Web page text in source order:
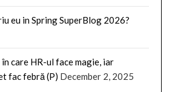
eu in Spring SuperBlog 2026?
care HR-ul face magie, iar
fac febră (P) December 2, 2025